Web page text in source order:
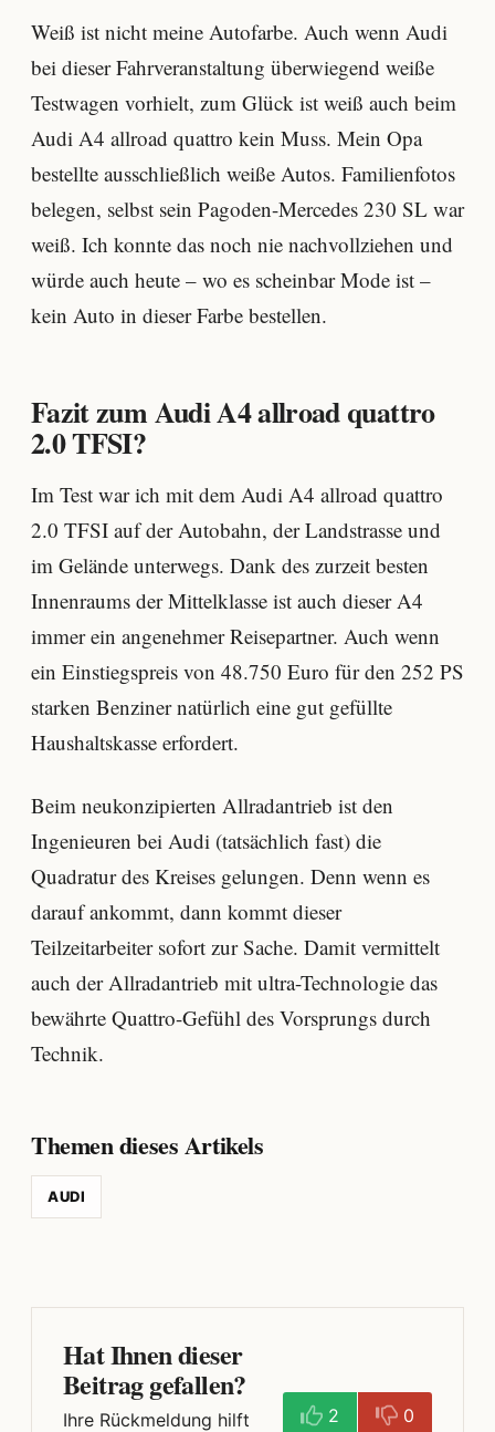
Weiß ist nicht meine Autofarbe. Auch wenn Audi
bei dieser Fahrveranstaltung überwiegend weiße
Testwagen vorhielt, zum Glück ist weiß auch beim
Audi A4 allroad quattro kein Muss. Mein Opa
bestellte ausschließlich weiße Autos. Familienfotos
belegen, selbst sein Pagoden-Mercedes 230 SL war
weiß. Ich konnte das noch nie nachvollziehen und
würde auch heute – wo es scheinbar Mode ist –
kein Auto in dieser Farbe bestellen.
Fazit zum Audi A4 allroad quattro
2.0 TFSI?
Im Test war ich mit dem Audi A4 allroad quattro
2.0 TFSI auf der Autobahn, der Landstrasse und
im Gelände unterwegs. Dank des zurzeit besten
Innenraums der Mittelklasse ist auch dieser A4
immer ein angenehmer Reisepartner. Auch wenn
ein Einstiegspreis von 48.750 Euro für den 252 PS
starken Benziner natürlich eine gut gefüllte
Haushaltskasse erfordert.
Beim neukonzipierten Allradantrieb ist den
Ingenieuren bei Audi (tatsächlich fast) die
Quadratur des Kreises gelungen. Denn wenn es
darauf ankommt, dann kommt dieser
Teilzeitarbeiter sofort zur Sache. Damit vermittelt
auch der Allradantrieb mit ultra-Technologie das
bewährte Quattro-Gefühl des Vorsprungs durch
Technik.
Themen dieses Artikels
AUDI
Hat Ihnen dieser
Beitrag gefallen?
Ihre Rückmeldung hilft
2 0